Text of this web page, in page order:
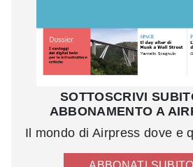
SOTTOSCRIVI
ABBONAMENTO A
Il mondo di Airpress dove e